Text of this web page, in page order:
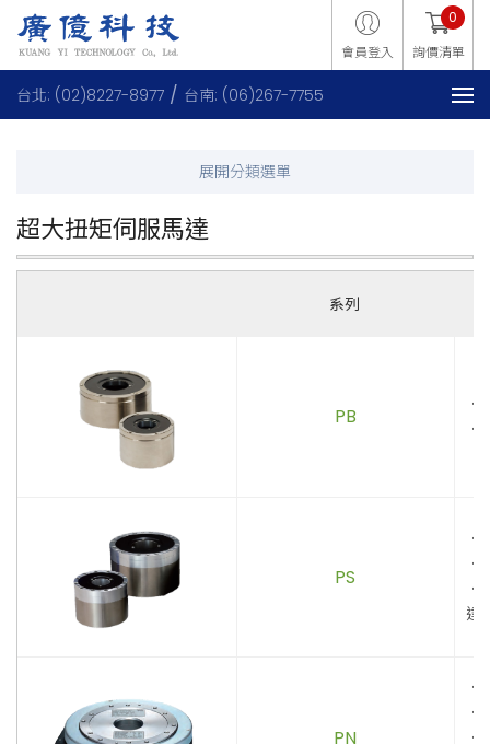
會員登入 詢價清單
0
台北: (02)8227-8977 台南: (06)267-7755
超大扭矩伺服馬達
系列
PB
PS
達
PN
．
．